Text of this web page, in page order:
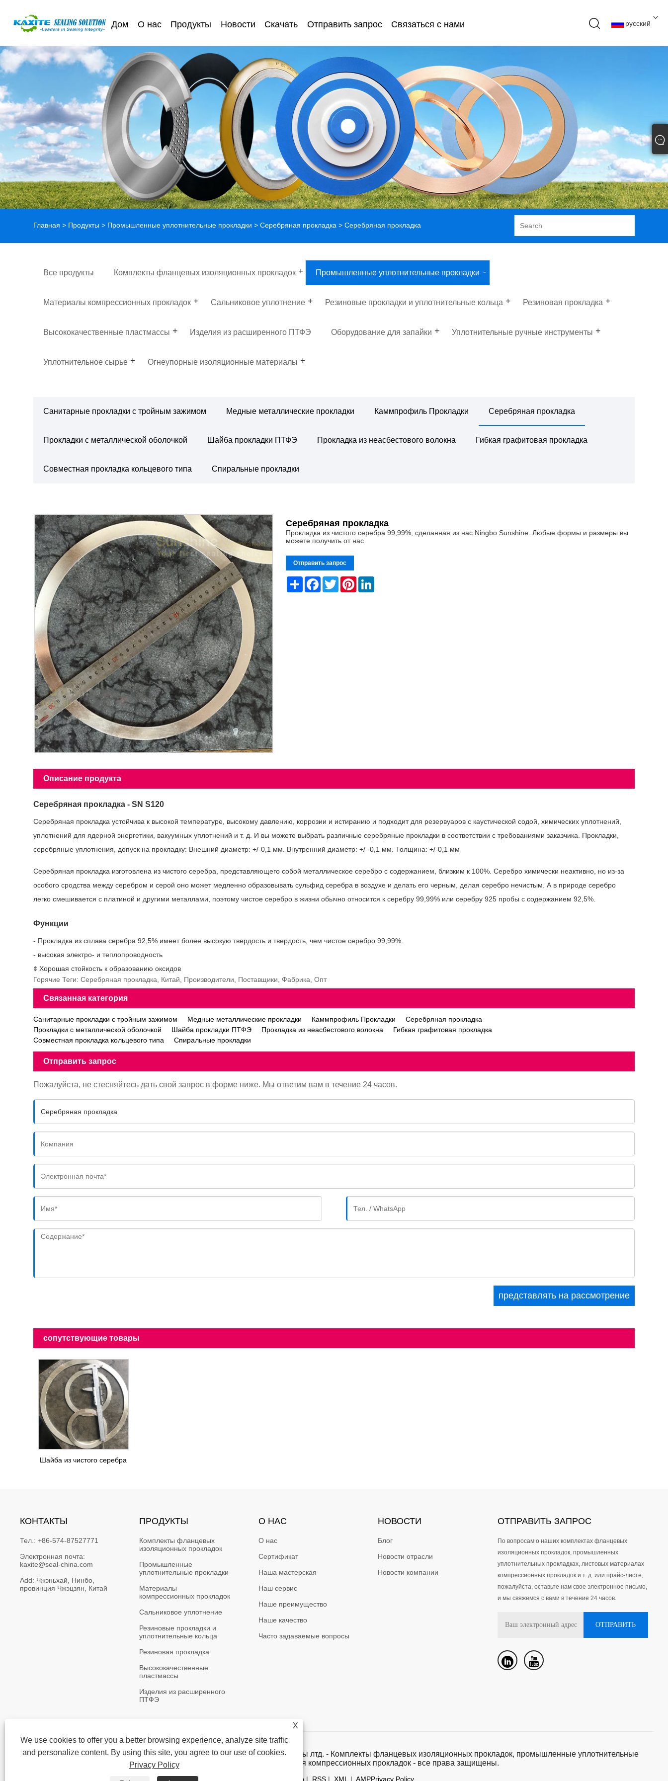
Дом О нас Продукты Новости Скачать Отправить запрос Связаться с нами русский
Главная > Продукты > Промышленные уплотнительные прокладки >Серебряная прокладка > Серебряная прокладка
Все продукты Комплекты фланцевых изоляционных прокладок Промышленные уплотнительные прокладки
Материалы компрессионных прокладок Сальниковое уплотнение Резиновые прокладки и уплотнительные кольца Резиновая прокладка
Высококачественные пластмассы Изделия из расширенного ПТФЭ Оборудование для запайки Уплотнительные ручные инструменты
Уплотнительное сырье Огнеупорные изоляционные материалы
Санитарные прокладки с тройным зажимом Медные металлические прокладки Каммпрофиль Прокладки Серебряная прокладка
Прокладки с металлической оболочкой Шайба прокладки ПТФЭ Прокладка из неасбестового волокна Гибкая графитовая прокладка
Совместная прокладка кольцевого типа Спиральные прокладки
Серебряная прокладка
Прокладка из чистого серебра 99,99%, сделанная из нас Ningbo Sunshine. Любые формы и размеры вы
можете получить от нас
Отправить запрос
Share Facebook
TwitterPinterest
Описание продукта
Серебряная прокладка - SN S120
Серебряная прокладка устойчива к высокой температуре, высокому давлению, коррозии и истиранию и подходит для резервуаров с каустической содой, химических уплотнений,
уплотнений для ядерной энергетики, вакуумных уплотнений и т. д. И вы можете выбрать различные серебряные прокладки в соответствии с требованиями заказчика. Прокладки,
серебряные уплотнения, допуск на прокладку: Внешний диаметр: +/-0,1 мм. Внутренний диаметр: +/- 0,1 мм. Толщина: +/-0,1 мм
Серебряная прокладка изготовлена ​​из чистого серебра, представляющего собой металлическое серебро с содержанием, близким к 100%. Серебро химически неактивно, но из-за
особого сродства между серебром и серой оно может медленно образовывать сульфид серебра в воздухе и делать его черным, делая серебро нечистым. А в природе серебро
легко смешивается с платиной и другими металлами, поэтому чистое серебро в жизни обычно относится к серебру 99,99% или серебру 925 пробы с содержанием 92,5%.
Функции
- Прокладка из сплава серебра 92,5% имеет более высокую твердость и твердость, чем чистое серебро 99,99%.
- высокая электро- и теплопроводность
¢ Хорошая стойкость к образованию оксидов
Горячие Теги: Серебряная прокладка, Китай, Производители, Поставщики, Фабрика, Опт
Связанная категория
Санитарные прокладки с тройным зажимом Медные металлические прокладки Каммпрофиль Прокладки
Серебряная прокладка
Прокладки с металлической оболочкой
Шайба прокладки ПТФЭ Прокладка из неасбестового волокна
Гибкая графитовая прокладка
Совместная прокладка кольцевого типа
Спиральные прокладки
Отправить запрос
Пожалуйста, не стесняйтесь дать свой запрос в форме ниже. Мы ответим вам в течение 24 часов.
сопутствующие товары
Шайба из чистого серебра
КОНТАКТЫ
Тел.: +86-574-87527771
Электронная почта:
kaxite@seal-china.com
Add: Чжэньхай, Нинбо,
провинция Чжэцзян, Китай
ПРОДУКТЫ
Комплекты фланцевых
изоляционных прокладок
Промышленные
уплотнительные прокладки
Материалы
компрессионных прокладок
Сальниковое уплотнение
Резиновые прокладки и
уплотнительные кольца
Резиновая прокладка
Высококачественные
пластмассы
Изделия из расширенного
ПТФЭ
О НАС
О нас
Сертификат
Наша мастерская
Наш сервис
Наше преимущество
Наше качество
Часто задаваемые вопросы
НОВОСТИ
Блог
Новости отрасли
Новости компании
ОТПРАВИТЬ ЗАПРОС
По вопросам о наших комплектах фланцевых
изоляционных прокладок, промышленных
уплотнительных прокладках, листовых материалах
компрессионных прокладок и т. д. или прайс-листе,
пожалуйста, оставьте нам свое электронное письмо,
и мы свяжемся с вами в течение 24 часов.
Авторское право @ 2015-2023 Нинбо Кассит герметизирующие материалы лтд. - Комплекты фланцевых изоляционных прокладок, промышленные уплотнительные
прокладки, листовые материалы для компрессионных прокладок - все права защищены.
Sitemap | RSS | XML | AMPPrivacy Policy
X
We use cookies to offer you a better browsing experience, analyze site traffic
and personalize content. By using this site, you agree to our use of cookies.
Privacy Policy